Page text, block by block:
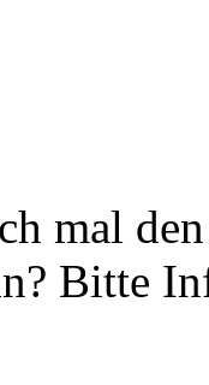
mal
Bitte